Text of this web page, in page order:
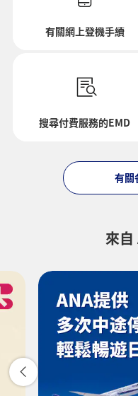
並無指定時間
並無指定時間
新增轉機地點和轉乘時間
1 人
有關網上登機手續
搜尋付費服務的EMD
有關
來